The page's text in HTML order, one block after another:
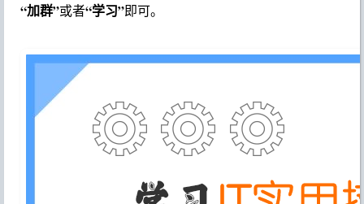
文章让你有新的启发，学习能力的提升上有新的认识，欢
欢迎各位读者加入
“加群” “学习” 即可。